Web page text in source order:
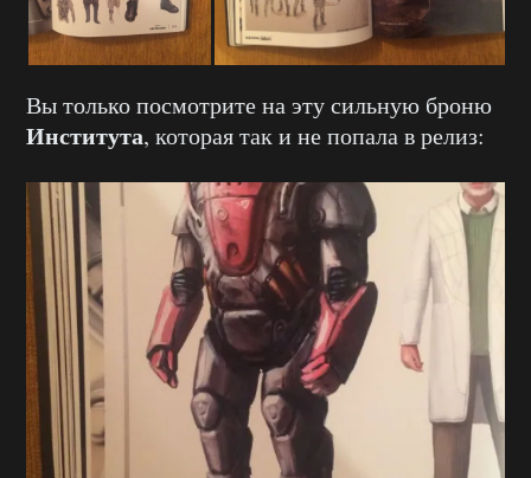
Вы только посмотрите на эту сильную броню
Института, которая так и не попала в релиз: